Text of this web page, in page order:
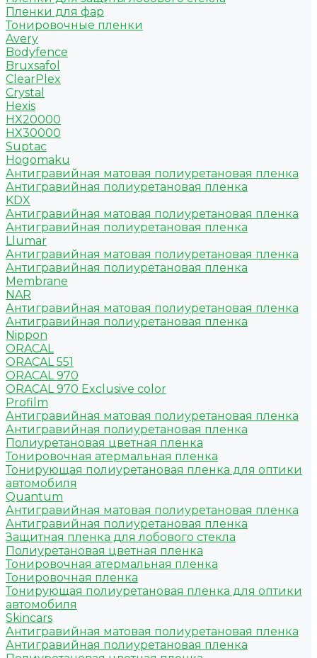
Пленки для фар
Тонировочные пленки
Avery
Bodyfence
Bruxsafol
ClearPlex
Crystal
Hexis
HX20000
HX30000
Suptac
Hogomaku
Антигравийная матовая полиуретановая пленка
Антигравийная полиуретановая пленка
KDX
Антигравийная матовая полиуретановая пленка
Антигравийная полиуретановая пленка
Llumar
Антигравийная матовая полиуретановая пленка
Антигравийная полиуретановая пленка
Membrane
NAR
Антигравийная матовая полиуретановая пленка
Антигравийная полиуретановая пленка
Nippon
ORACAL
ORACAL 551
ORACAL 970
ORACAL 970 Exclusive color
Profilm
Антигравийная матовая полиуретановая пленка
Антигравийная полиуретановая пленка
Полиуретановая цветная пленка
Тонировочная атермальная пленка
Тонирующая полиуретановая пленка для оптики
автомобиля
Quantum
Антигравийная матовая полиуретановая пленка
Антигравийная полиуретановая пленка
Защитная пленка для лобового стекла
Полиуретановая цветная пленка
Тонировочная атермальная пленка
Тонировочная пленка
Тонирующая полиуретановая пленка для оптики
автомобиля
Skincars
Антигравийная матовая полиуретановая пленка
Антигравийная полиуретановая пленка